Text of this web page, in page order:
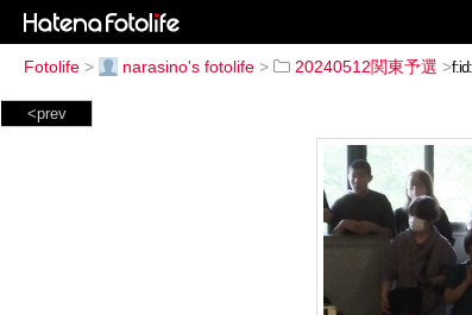
Fotolife > narasino's fotolife > 20240512関東予選 >
<prev